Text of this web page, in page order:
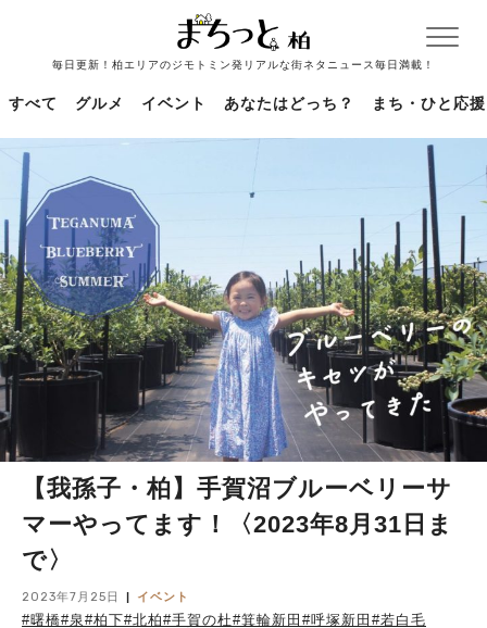
毎日更新！柏エリアのジモトミン発リアルな街ネタニュース毎日満載！
すべて グルメ イベント あなたはどっち？ まち・ひと応援
【我孫子・柏】手賀沼ブルーベリーサ
マーやってます！〈2023年8月31日ま
で〉
2023年7月25日 イベント
#曙橋#泉#柏下#北柏#手賀の杜#箕輪新田 #呼塚新田 #若白毛